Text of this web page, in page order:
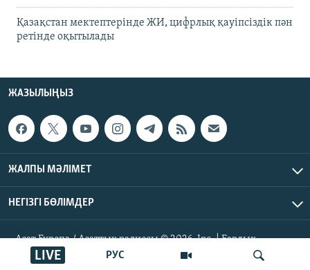
РУС
LIVE
Қазақстан мектептерінде ЖИ, цифрлық қауіпсіздік пән
ретінде оқытылады
ЖАЗЫЛЫҢЫЗ
ЖАЛПЫ МӘЛІМЕТ
НЕГІЗГІ БӨЛІМДЕР
Азат Еуропа / Азаттық радиосы © 2026, Inc. | Барлық
құқықтары қорғалған